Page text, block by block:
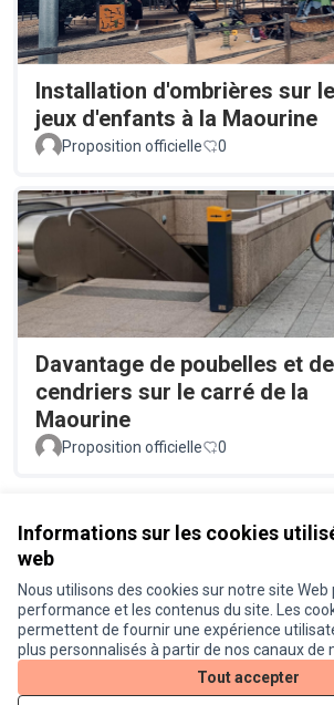
Informations sur les cookies
web
Nous utilisons des cookies sur notre site
performance et les contenus du site. Les
permettent de fournir une expérience
plus personnalisés à partir de nos canaux de
Tout accepter
Installation d'ombrières sur
jeux d'enfants à la Maourine
Proposition officielle 0
Davantage de poubelles et de
cendriers sur le carré de la
Maourine
Proposition officielle 0
Conditions d'utilisation
Paramètres des cookies
Je participe ! sur X
(Lien externe)
Je participe ! sur Facebook
Je participe ! sur Instagram